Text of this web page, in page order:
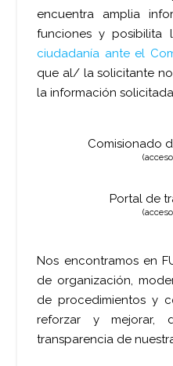
encuentra amplia
funciones y posibilita
ciudadanía ante el
que al/ la solicitante
la información
Comisionado
Portal de
Nos encontramos en
de organización,
de procedimientos y
reforzar y mejorar,
transparencia de